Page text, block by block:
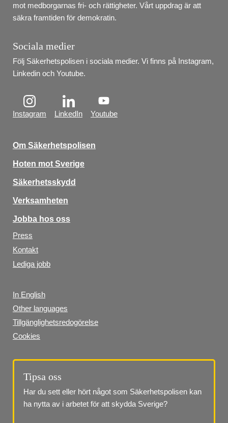
mot medborgarnas fri- och rättigheter. Vårt uppdrag är att
säkra framtiden för demokratin.
Sociala medier
Följ Säkerhetspolisen i sociala medier. Vi finns på Instagram,
Linkedin och Youtube.
Instagram LinkedIn Youtube
Om Säkerhetspolisen
Hoten mot Sverige
Säkerhetsskydd
Verksamheten
Jobba hos oss
Press
Kontakt
Lediga jobb
In English
Other languages
Tillgänglighetsredogörelse
Cookies
Tipsa oss
Har du sett eller hört något som Säkerhetspolisen kan
ha nytta av i arbetet för att skydda Sverige?